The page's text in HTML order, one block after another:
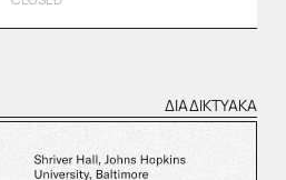
ΔΙΑΔΙΚΤΥΑΚΆ